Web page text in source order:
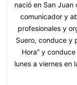
nació en San
comunicador y
profesionales y
Suero, conduce y
Hora” y
lunes a viernes en